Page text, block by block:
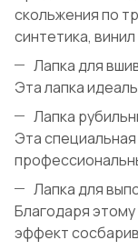
скольжения по
синтетика, винил
Лапка для
Эта лапка
Лапка
Эта
Лапка для
Благодаря
эффект